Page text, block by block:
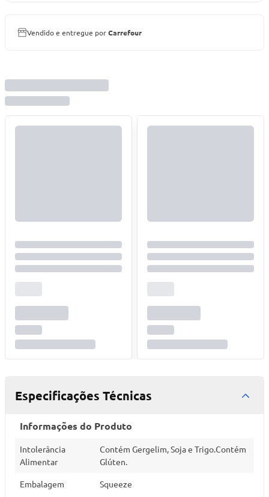
Vendido e entregue porCarrefour
Especificações Técnicas
Informações do Produto
Intolerância
Alimentar
Contém Gergelim, Soja e Trigo.Contém
Glúten.
Embalagem Squeeze